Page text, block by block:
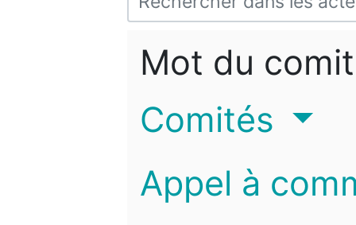
Mot du
Comités
Appel à